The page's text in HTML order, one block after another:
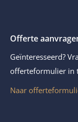
Offerte
Geïnteresseerd?
offerteformulier in
Naar